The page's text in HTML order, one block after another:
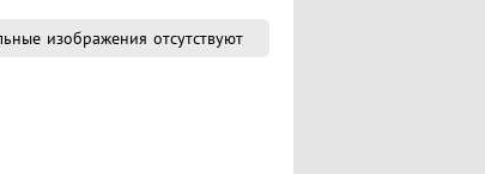
изображения отсутствуют